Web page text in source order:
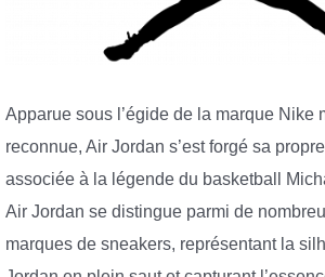
Apparue sous l’égide de la marque Nike
reconnue, Air Jordan s’est forgé sa
associée à la légende du basketball
Air Jordan se distingue parmi de
marques de sneakers, représentant la